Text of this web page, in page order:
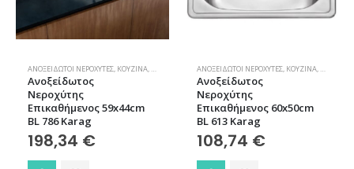
ΑΝΟΞΕΊΔΩΤΟΙ ΝΕΡΟΧΎΤΕΣ ΚΟΥΖΊΝΑ
Ανοξείδωτος
Νεροχύτης
Επικαθήμενος 59x44cm
BL 786 Karag
198,34 €
ΑΝΟΞΕΊΔΩΤΟΙ ΝΕΡΟΧΎΤΕΣ ΚΟΥΖΊΝΑ
Ανοξείδωτος
Νεροχύτης
Επικαθήμενος 60x50cm
BL 613 Karag
108,74 €